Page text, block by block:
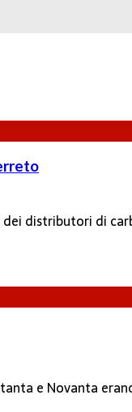
distributori di
e Novanta